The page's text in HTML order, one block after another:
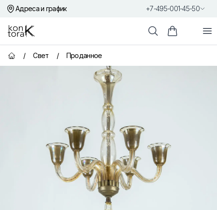
Адреса и график +7-495-001-45-50
Контора К
ПоискКорзина
Главная страница
/ Свет / Проданное